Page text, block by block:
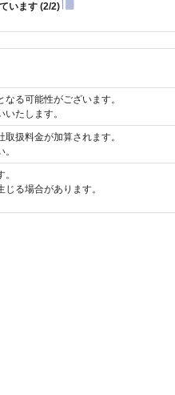
います (2/2)
る可能性がございます。
たします。
扱料金が加算されます。
る場合があります。